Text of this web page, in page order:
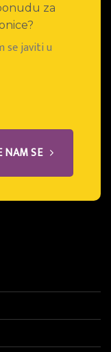
za
se javiti u
NAM SE